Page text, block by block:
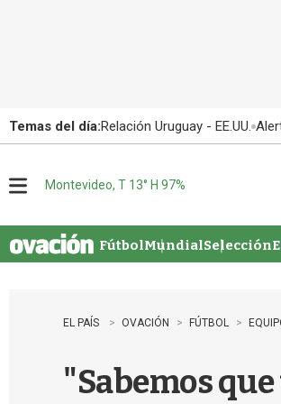
Temas del día:Relación Uruguay - EE.UU.
u
Montevideo, T 13° H 97%
FútbolMundialSelección
EL PAÍS OVACIÓN FÚTBOL
"Sabemos